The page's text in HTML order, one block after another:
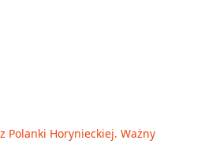
Polanki Horynieckiej. Ważny